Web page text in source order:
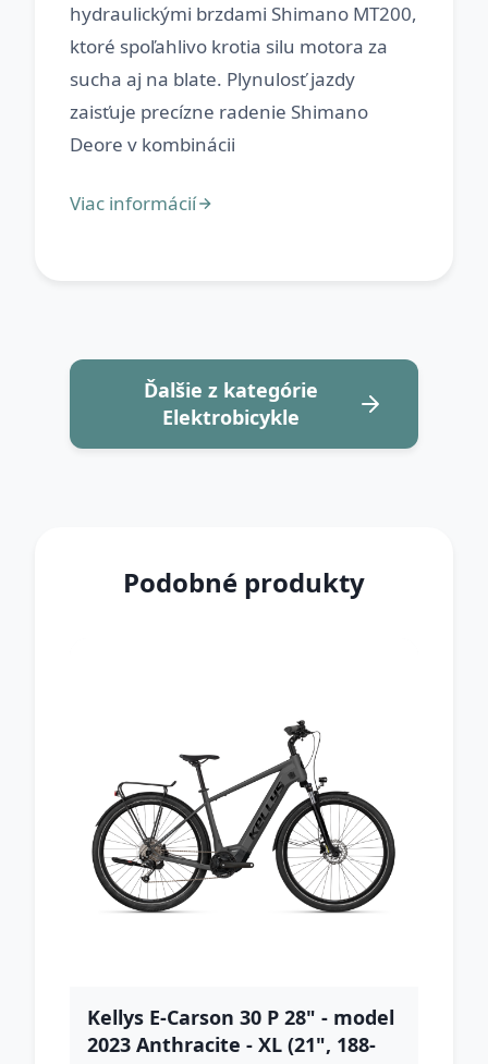
hydraulickými brzdami Shimano MT200,
ktoré spoľahlivo krotia silu motora za
sucha aj na blate. Plynulosť jazdy
zaisťuje precízne radenie Shimano
Ďalšie z kategórie
Elektrobicykle
Podobné produkty
Kellys E-Carson 30 P 28" - model
2023 Anthracite - XL (21", 188-